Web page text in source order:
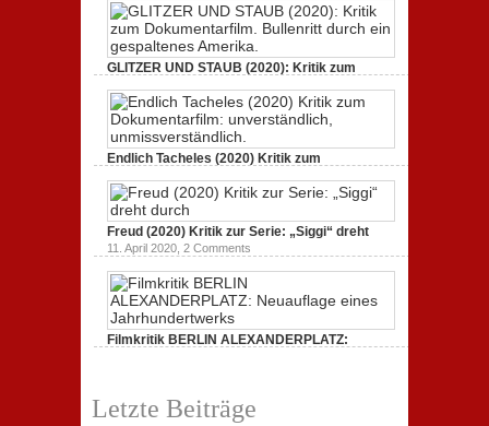
GLITZER UND STAUB (2020): Kritik zum
Dokumentarfilm.
3. Oktober 2020,2 Comments
Endlich Tacheles (2020) Kritik zum
Dokumentarfilm: unverständlich,
19. Mai 2020,0 Comments
Freud (2020) Kritik zur Serie: „Siggi“ dreht
11. April 2020, 2 Comments
Filmkritik BERLIN ALEXANDERPLATZ:
Letzte Beiträge